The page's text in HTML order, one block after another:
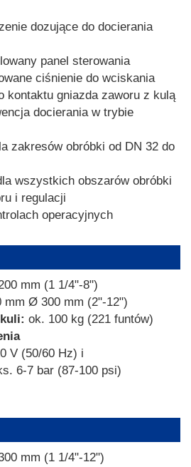
dozujące do docierania
panel sterowania
ciśnienie do wciskania
kontaktu gniazda zaworu z kulą
docierania w trybie
zakresów obróbki od DN 32 do
wszystkich obszarów obróbki
i regulacji
operacyjnych
mm (1 1/4"-8")
mm Ø 300 mm (2"-12")
ok. 100 kg (221 funtów)
V (50/60 Hz) i
6-7 bar (87-100 psi)
mm (1 1/4"-12")